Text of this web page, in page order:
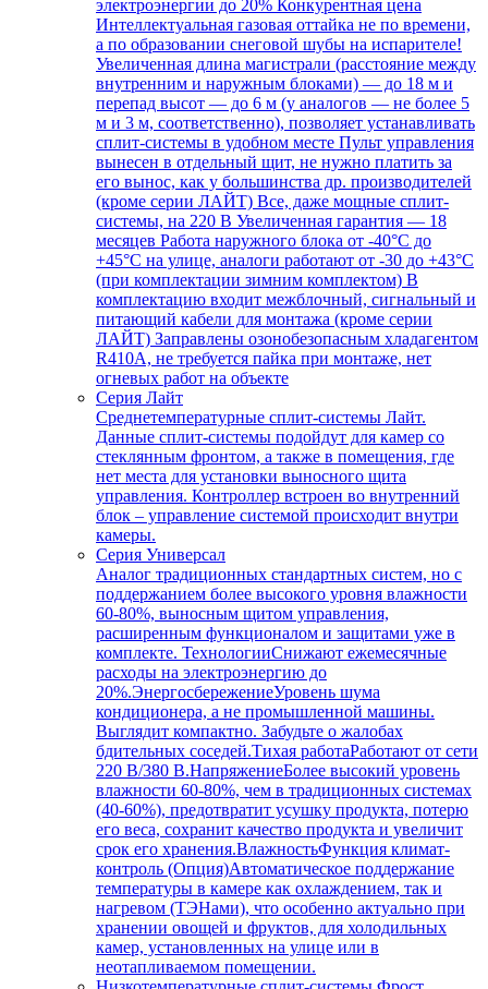
электроэнергии до 20% Конкурентная цена
Интеллектуальная газовая оттайка не по времени,
а по образовании снеговой шубы на испарителе!
Увеличенная длина магистрали (расстояние между
внутренним и наружным блоками) — до 18 м и
перепад высот — до 6 м (у аналогов — не более 5
м и 3 м, соответственно), позволяет устанавливать
сплит-системы в удобном месте Пульт управления
вынесен в отдельный щит, не нужно платить за
его вынос, как у большинства др. производителей
(кроме серии ЛАЙТ) Все, даже мощные сплит-
системы, на 220 В Увеличенная гарантия — 18
месяцев Работа наружного блока от -40°С до
+45°С на улице, аналоги работают от -30 до +43°С
(при комплектации зимним комплектом) В
комплектацию входит межблочный, сигнальный и
питающий кабели для монтажа (кроме серии
ЛАЙТ) Заправлены озонобезопасным хладагентом
R410A, не требуется пайка при монтаже, нет
огневых работ на объекте
Серия Лайт
Среднетемпературные сплит-системы Лайт.
Данные сплит-системы подойдут для камер со
стеклянным фронтом, а также в помещения, где
нет места для установки выносного щита
управления. Контроллер встроен во внутренний
блок – управление системой происходит внутри
камеры.
Серия Универсал
Аналог традиционных стандартных систем, но с
поддержанием более высокого уровня влажности
60-80%, выносным щитом управления,
расширенным функционалом и защитами уже в
комплекте. ТехнологииСнижают ежемесячные
расходы на электроэнергию до
20%.ЭнергосбережениеУровень шума
кондиционера, а не промышленной машины.
Выглядит компактно. Забудьте о жалобах
бдительных соседей.Тихая работаРаботают от сети
220 В/380 В.НапряжениеБолее высокий уровень
влажности 60-80%, чем в традиционных системах
(40-60%), предотвратит усушку продукта, потерю
его веса, сохранит качество продукта и увеличит
срок его хранения.ВлажностьФункция климат-
контроль (Опция)Автоматическое поддержание
температуры в камере как охлаждением, так и
нагревом (ТЭНами), что особенно актуально при
хранении овощей и фруктов, для холодильных
камер, установленных на улице или в
неотапливаемом помещении.